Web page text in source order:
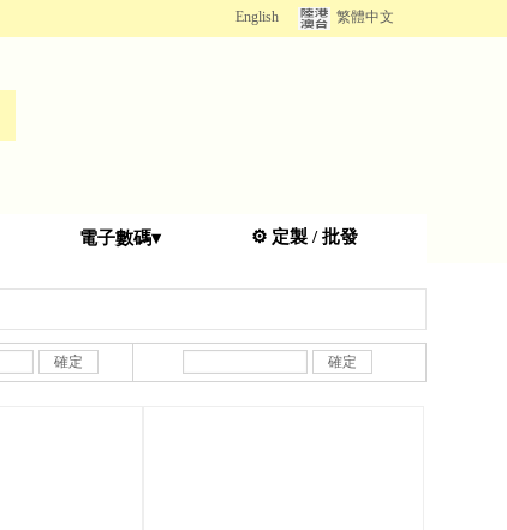
English 繁體中文
電子數碼▾ ⚙️ 定製 / 批發
確定 確定